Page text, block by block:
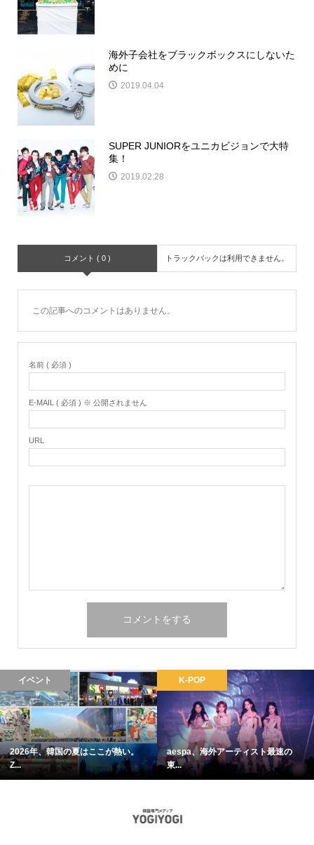
海外子会社をブラックボックスにしないた
めに
2019.04.04
SUPER JUNIORをユニカビジョンで大特
集！
2019.02.28
コメント ( 0 ) トラックバックは利用できません。
この記事へのコメントはありません。
名前 ( 必須 )
E-MAIL ( 必須 ) ※ 公開されません
URL
イベント
2026年、韓国の夏はここが熱い。
Z...
K-POP
aespa、海外アーティスト最速の
東...